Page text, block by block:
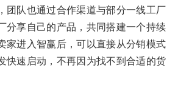
团队也通过合作渠道与部分一线工厂
分享自己的产品，共同搭建一个持续
家进入智赢后，可以直接从分销模式
快速启动，不再因为找不到合适的货